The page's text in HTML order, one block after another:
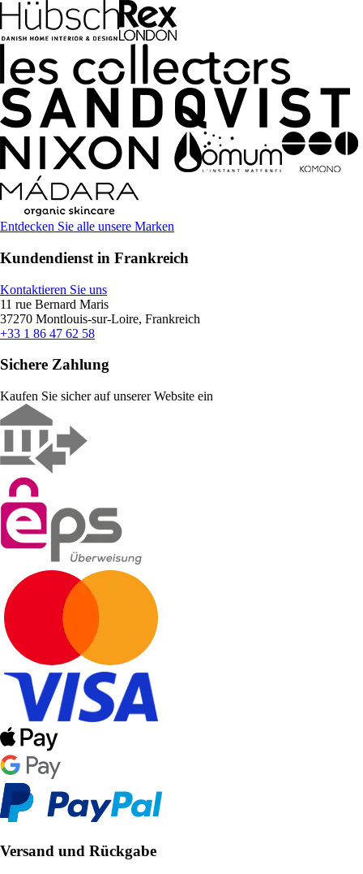
Entdecken Sie alle unsere Marken
Kundendienst in Frankreich
Kontaktieren Sie uns
11 rue Bernard Maris
37270 Montlouis-sur-Loire, Frankreich
+33 1 86 47 62 58
Sichere Zahlung
Kaufen Sie sicher auf unserer Website ein
Versand und Rückgabe